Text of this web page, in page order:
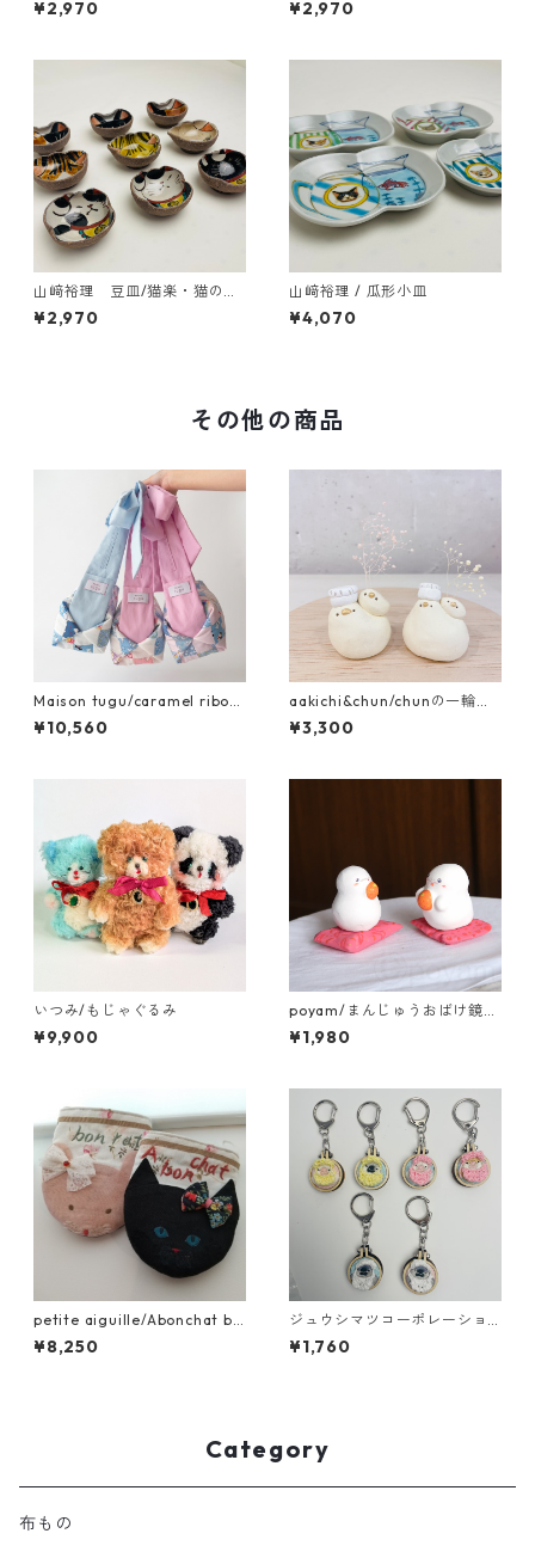
¥2,970 ¥2,970
山﨑裕理 豆皿/猫楽・猫のお
顔と招き猫
¥2,970
山﨑裕理 / 瓜形小皿
¥4,070
その他の商品
Maison tugu/caramel ribon
bag
¥10,560
aakichi&chun/chunの一輪挿
し ｺｯｸ
¥3,300
いつみ/もじゃぐるみ
¥9,900
poyam/まんじゅうおばけ鏡も
ち
¥1,980
petite aiguille/Abonchat bo
nratミトン
¥8,250
ジュウシマツコーポレーショ
ン/刺繍キーホルダー
¥1,760
Category
布もの